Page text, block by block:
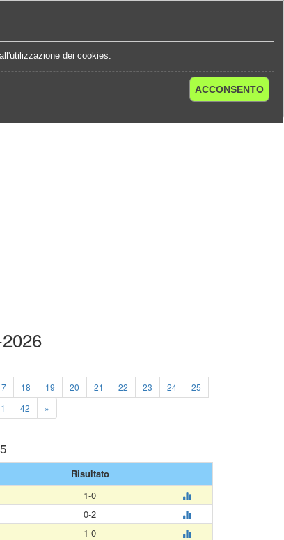
dei cookies.
ACCONSENTO
18 19 20 21 22 23 24
25
42 »
Risultato
1-0
0-2
1-0